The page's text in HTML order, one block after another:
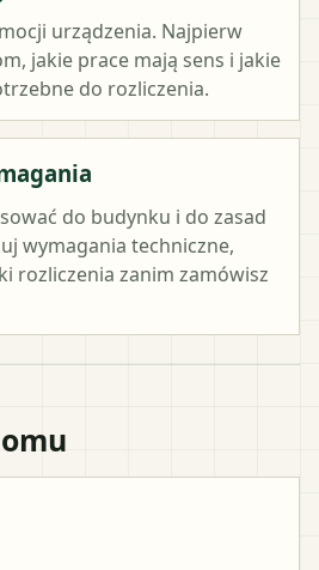
urządzenia. Najpierw
jakie prace mają sens i jakie
do rozliczenia.
do budynku i do zasad
wymagania techniczne,
rozliczenia zanim zamówisz